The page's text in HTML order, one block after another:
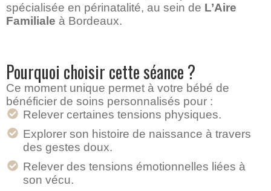
spécialisée en périnatalité, au sein de L’Aire
Familiale à Bordeaux.
Pourquoi choisir cette séance ?
Ce moment unique permet à votre bébé de
bénéficier de soins personnalisés pour :
Relever certaines tensions physiques.
Explorer son histoire de naissance à travers
des gestes doux.
Relever des tensions émotionnelles liées à
son vécu.